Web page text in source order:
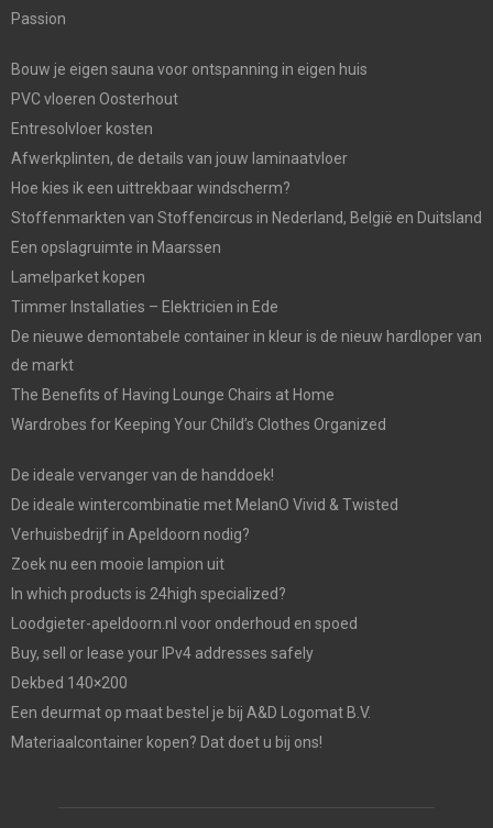
Passion
Bouw je eigen sauna voor ontspanning in eigen huis
PVC vloeren Oosterhout
Entresolvloer kosten
Afwerkplinten, de details van jouw laminaatvloer
Hoe kies ik een uittrekbaar windscherm?
Stoffenmarkten van Stoffencircus in Nederland, België en Duitsland
Een opslagruimte in Maarssen
Lamelparket kopen
Timmer Installaties – Elektricien in Ede
De nieuwe demontabele container in kleur is de nieuw hardloper van
de markt
The Benefits of Having Lounge Chairs at Home
Wardrobes for Keeping Your Child’s Clothes Organized
De ideale vervanger van de handdoek!
De ideale wintercombinatie met MelanO Vivid & Twisted
Verhuisbedrijf in Apeldoorn nodig?
Zoek nu een mooie lampion uit
In which products is 24high specialized?
Loodgieter-apeldoorn.nl voor onderhoud en spoed
Buy, sell or lease your IPv4 addresses safely
Dekbed 140×200
Een deurmat op maat bestel je bij A&D Logomat B.V.
Materiaalcontainer kopen? Dat doet u bij ons!